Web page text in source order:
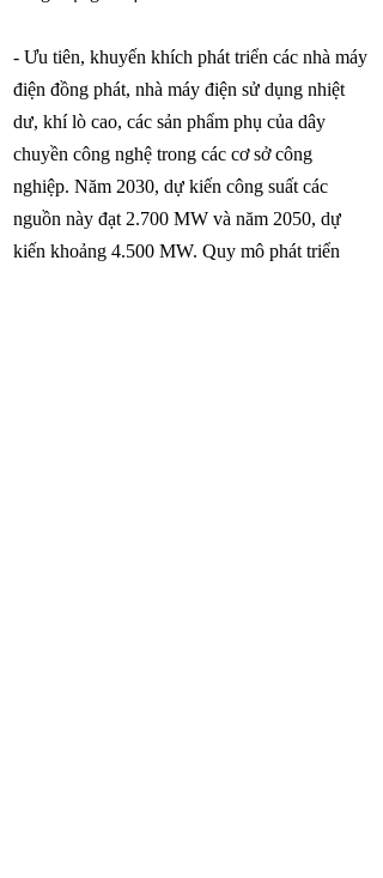
- Ưu tiên, khuyến khích phát triển các nhà máy
điện đồng phát, nhà máy điện sử dụng nhiệt
dư, khí lò cao, các sản phẩm phụ của dây
chuyền công nghệ trong các cơ sở công
nghiệp. Năm 2030, dự kiến công suất các
nguồn này đạt 2.700 MW và năm 2050, dự
kiến khoảng 4.500 MW. Quy mô phát triển